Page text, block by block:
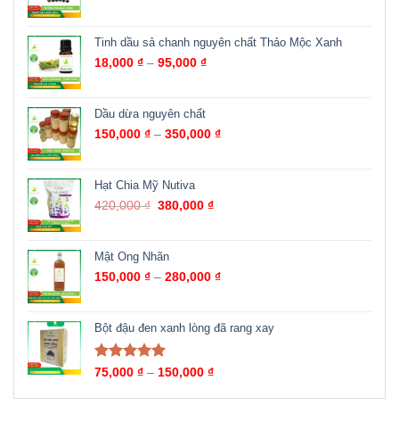
Tinh dầu sả chanh nguyên chất Thảo Mộc Xanh
18,000 ₫ – 95,000 ₫
Dầu dừa nguyên chất
150,000 ₫ – 350,000 ₫
Hạt Chia Mỹ Nutiva
420,000₫ 380,000₫
Mật Ong Nhãn
150,000 ₫ – 280,000 ₫
Bột đậu đen xanh lòng đã rang xay
Được xếp
sao
75,000 ₫ – 150,000 ₫